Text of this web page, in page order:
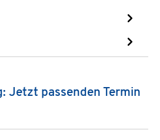
Jetzt passenden Termin